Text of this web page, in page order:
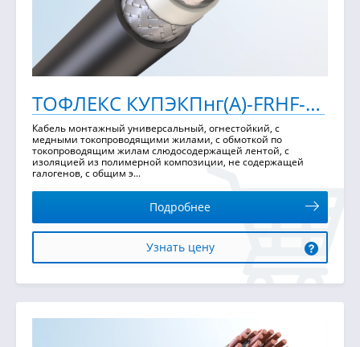
ТОФЛЕКС КУПЭКПнг(А)-FRHF-ХЛ
Кабель монтажный универсальный, огнестойкий, с
медными токопроводящими жилами, с обмоткой по
токопроводящим жилам слюдосодержащей лентой, с
изоляцией из полимерной композиции, не содержащей
галогенов, с общим э...
Подробнее
Узнать цену